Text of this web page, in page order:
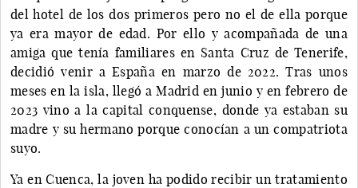
del hotel de los dos primeros pero no el de ella porque
ya era mayor de edad. Por ello y acompañada de una
amiga que tenía familiares en Santa Cruz de Tenerife,
decidió venir a España en marzo de 2022. Tras unos
meses en la isla, llegó a Madrid en junio y en febrero de
2023 vino a la capital conquense, donde ya estaban su
madre y su hermano porque conocían a un compatriota
suyo.
Ya en Cuenca, la joven ha podido recibir un tratamiento